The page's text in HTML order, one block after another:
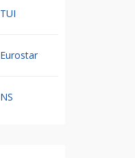
TUI
Eurostar
NS